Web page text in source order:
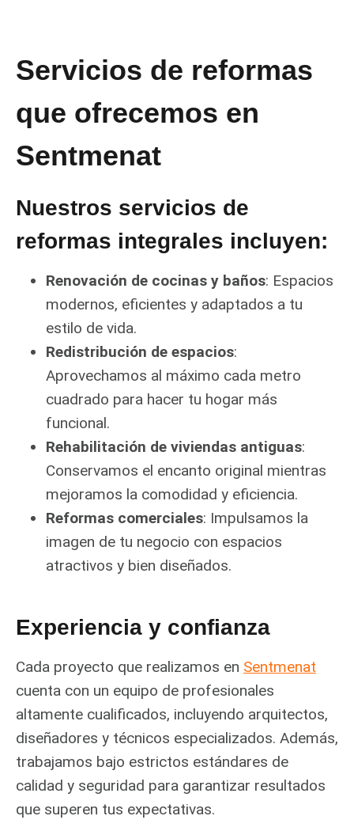
Servicios de reformas
que ofrecemos en
Sentmenat
Nuestros servicios de
reformas integrales incluyen:
Renovación de cocinas y baños: Espacios
modernos, eficientes y adaptados a tu
estilo de vida.
Redistribución de espacios:
Aprovechamos al máximo cada metro
cuadrado para hacer tu hogar más
funcional.
Rehabilitación de viviendas antiguas:
Conservamos el encanto original mientras
mejoramos la comodidad y eficiencia.
Reformas comerciales: Impulsamos la
imagen de tu negocio con espacios
atractivos y bien diseñados.
Experiencia y confianza
Cada proyecto que realizamos en Sentmenat
cuenta con un equipo de profesionales
altamente cualificados, incluyendo arquitectos,
diseñadores y técnicos especializados. Además,
trabajamos bajo estrictos estándares de
calidad y seguridad para garantizar resultados
que superen tus expectativas.